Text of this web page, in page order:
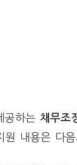
공하는 채무조
원 내용은 다